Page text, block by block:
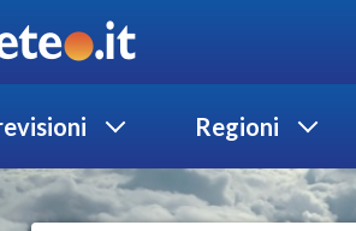
Regioni